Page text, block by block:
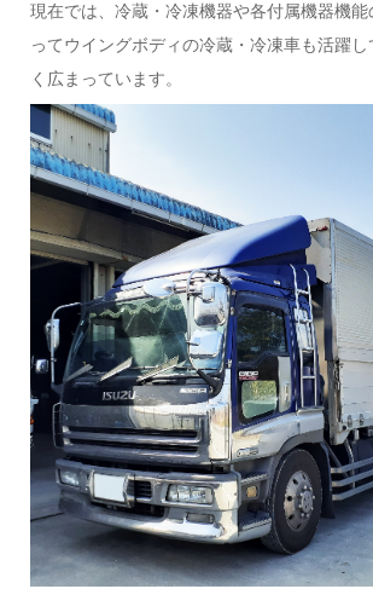
現在では、冷蔵・冷凍機器や各付属機器機能
ってウイングボディの冷蔵・冷凍車も活躍し
く広まっています。